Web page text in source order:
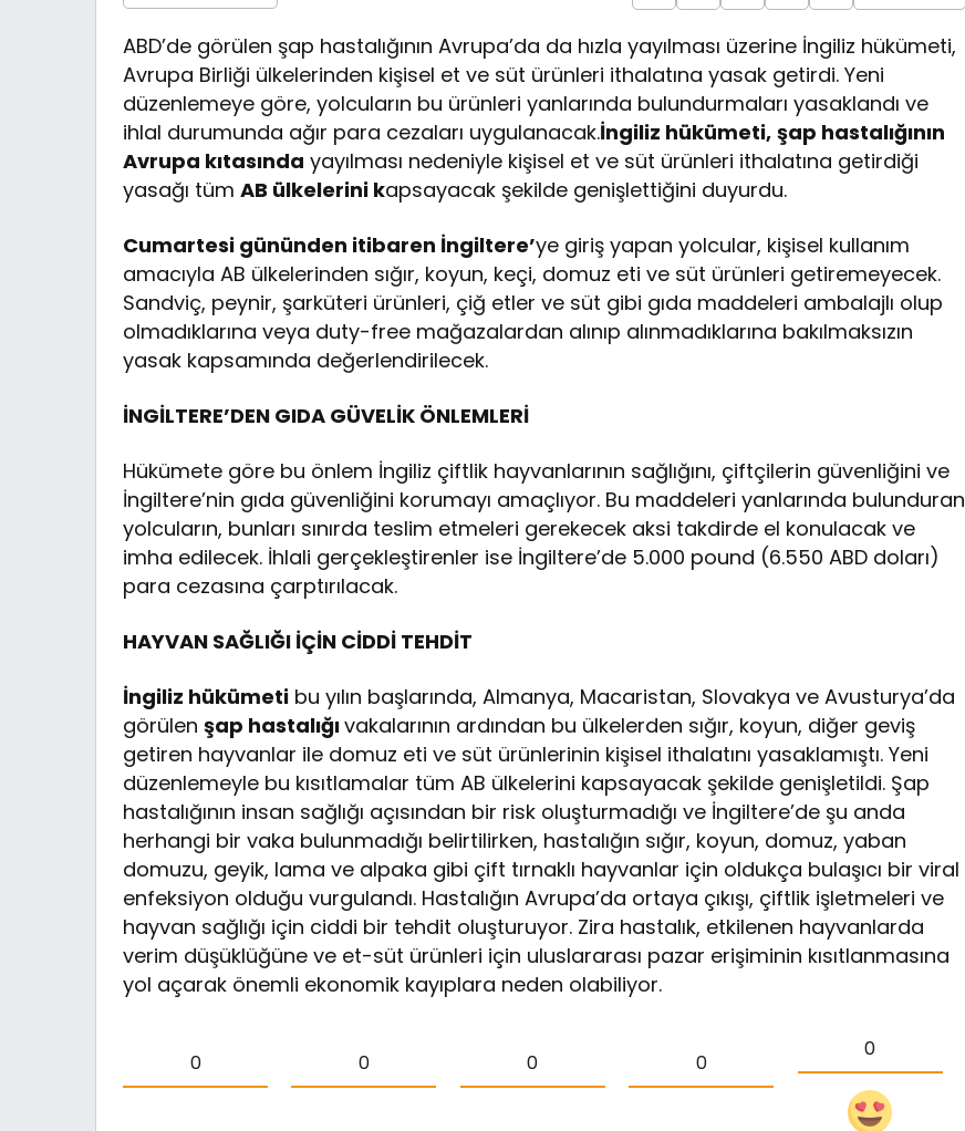
ABD’de görülen şap hastalığının Avrupa’da da hızla yayılması üzerine İngiliz hükümeti,
Avrupa Birliği ülkelerinden kişisel et ve süt ürünleri ithalatına yasak getirdi. Yeni
düzenlemeye göre, yolcuların bu ürünleri yanlarında bulundurmaları yasaklandı ve
ihlal durumunda ağır para cezaları uygulanacak.İngiliz hükümeti, şap hastalığının
Avrupa kıtasında yayılması nedeniyle kişisel et ve süt ürünleri ithalatına getirdiği
yasağı tümAB ülkelerini kapsayacak şekilde genişlettiğini duyurdu.
Cumartesi gününden itibaren İngiltere’ye giriş yapan yolcular, kişisel kullanım
amacıyla AB ülkelerinden sığır, koyun, keçi, domuz eti ve süt ürünleri getiremeyecek.
Sandviç, peynir, şarküteri ürünleri, çiğ etler ve süt gibi gıda maddeleri ambalajlı olup
olmadıklarına veya duty-free mağazalardan alınıp alınmadıklarına bakılmaksızın
yasak kapsamında değerlendirilecek.
İNGİLTERE’DEN GIDA GÜVELİK ÖNLEMLERİ
Hükümete göre bu önlem İngiliz çiftlik hayvanlarının sağlığını, çiftçilerin güvenliğini ve
İngiltere’nin gıda güvenliğini korumayı amaçlıyor. Bu maddeleri yanlarında bulunduran
yolcuların, bunları sınırda teslim etmeleri gerekecek aksi takdirde el konulacak ve
imha edilecek. İhlali gerçekleştirenler ise İngiltere’de 5.000 pound (6.550 ABD doları)
para cezasına çarptırılacak.
HAYVAN SAĞLIĞI İÇİN CİDDİ TEHDİT
İngiliz hükümeti bu yılın başlarında, Almanya, Macaristan, Slovakya ve Avusturya’da
görülenşap hastalığıvakalarının ardından bu ülkelerden sığır, koyun, diğer geviş
getiren hayvanlar ile domuz eti ve süt ürünlerinin kişisel ithalatını yasaklamıştı. Yeni
düzenlemeyle bu kısıtlamalar tüm AB ülkelerini kapsayacak şekilde genişletildi. Şap
hastalığının insan sağlığı açısından bir risk oluşturmadığı ve İngiltere’de şu anda
herhangi bir vaka bulunmadığı belirtilirken, hastalığın sığır, koyun, domuz, yaban
domuzu, geyik, lama ve alpaka gibi çift tırnaklı hayvanlar için oldukça bulaşıcı bir viral
enfeksiyon olduğu vurgulandı. Hastalığın Avrupa’da ortaya çıkışı, çiftlik işletmeleri ve
hayvan sağlığı için ciddi bir tehdit oluşturuyor. Zira hastalık, etkilenen hayvanlarda
verim düşüklüğüne ve et-süt ürünleri için uluslararası pazar erişiminin kısıtlanmasına
yol açarak önemli ekonomik kayıplara neden olabiliyor.
0 0 0 0
0